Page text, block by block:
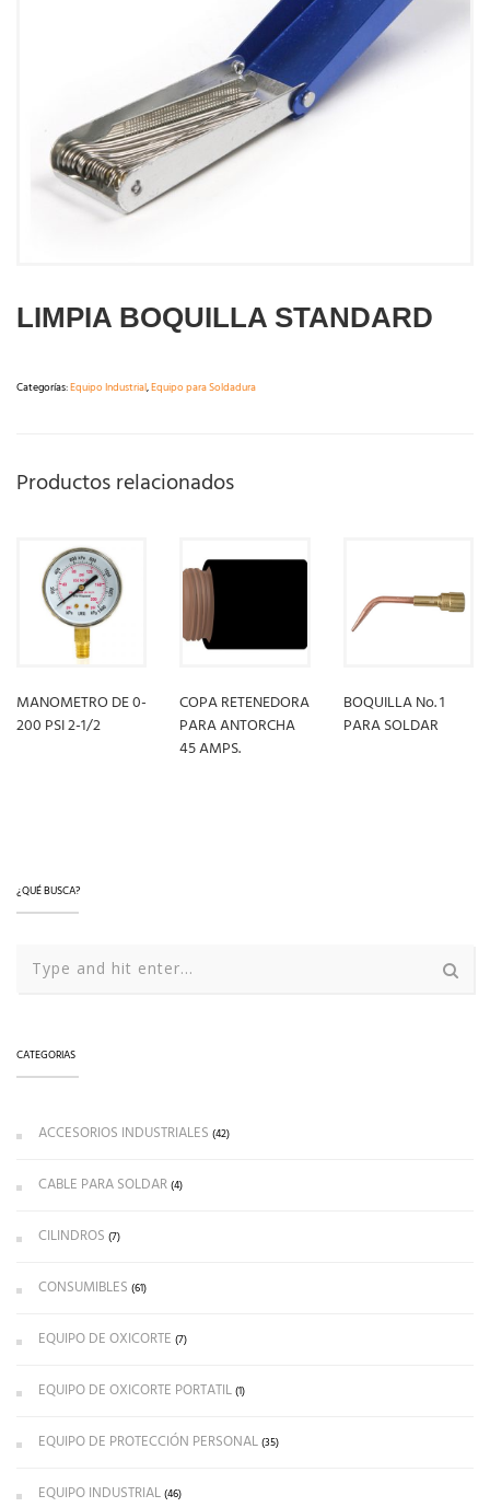
LIMPIA BOQUILLA STANDARD
Categorías:Equipo Industrial,Equipo para Soldadura
Productos relacionados
MANOMETRO DE 0-
200 PSI 2-1/2
COPA RETENEDORA
PARA ANTORCHA
45 AMPS.
BOQUILLA No. 1
PARA SOLDAR
¿QUÉ BUSCA?
CATEGORIAS
ACCESORIOS INDUSTRIALES (42)
CABLE PARA SOLDAR(4)
CILINDROS (7)
CONSUMIBLES (61)
EQUIPO DE OXICORTE (7)
EQUIPO DE OXICORTE PORTATIL(1)
EQUIPO DE PROTECCIÓN PERSONAL(35)
EQUIPO INDUSTRIAL(46)